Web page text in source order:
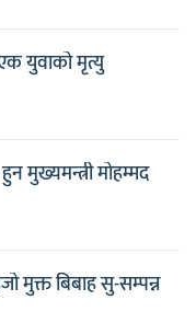
युवाको मृत्यु
मुख्यमन्त्री मोहम्मद
मुक्त बिबाह सु-सम्पन्न